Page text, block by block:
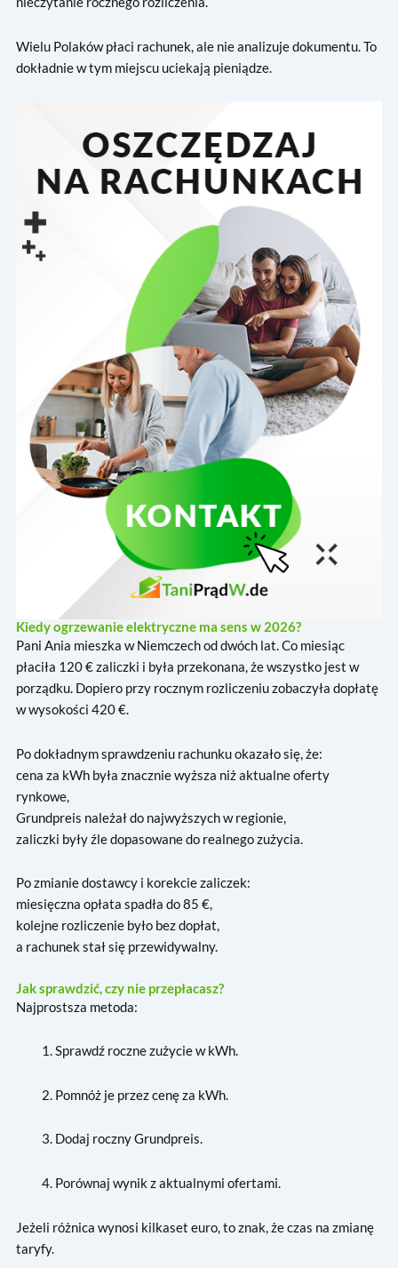
Wielu Polaków płaci rachunek, ale nie analizuje dokumentu. To
dokładnie w tym miejscu uciekają pieniądze.
Kiedy ogrzewanie elektryczne ma sens w 2026?
Pani Ania mieszka w Niemczech od dwóch lat. Co miesiąc
płaciła 120 € zaliczki i była przekonana, że wszystko jest w
porządku. Dopiero przy rocznym rozliczeniu zobaczyła dopłatę
w wysokości 420 €.
Po dokładnym sprawdzeniu rachunku okazało się, że:
cena za kWh była znacznie wyższa niż aktualne oferty
rynkowe,
Grundpreis należał do najwyższych w regionie,
zaliczki były źle dopasowane do realnego zużycia.
Po zmianie dostawcy i korekcie zaliczek:
miesięczna opłata spadła do 85 €,
kolejne rozliczenie było bez dopłat,
a rachunek stał się przewidywalny.
Jak sprawdzić, czy nie przepłacasz?
Najprostsza metoda:
Sprawdź roczne zużycie w kWh.
Pomnóż je przez cenę za kWh.
Dodaj roczny Grundpreis.
Porównaj wynik z aktualnymi ofertami.
Jeżeli różnica wynosi kilkaset euro, to znak, że czas na zmianę
taryfy.